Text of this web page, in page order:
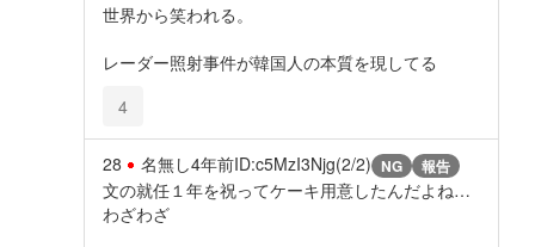
世界から笑われる。
レーダー照射事件が韓国人の本質を現してる
4
28 名無し4年前ID:c5MzI3Njg(2/2) NG 報告
文の就任１年を祝ってケーキ用意したんだよね…
わざわざ